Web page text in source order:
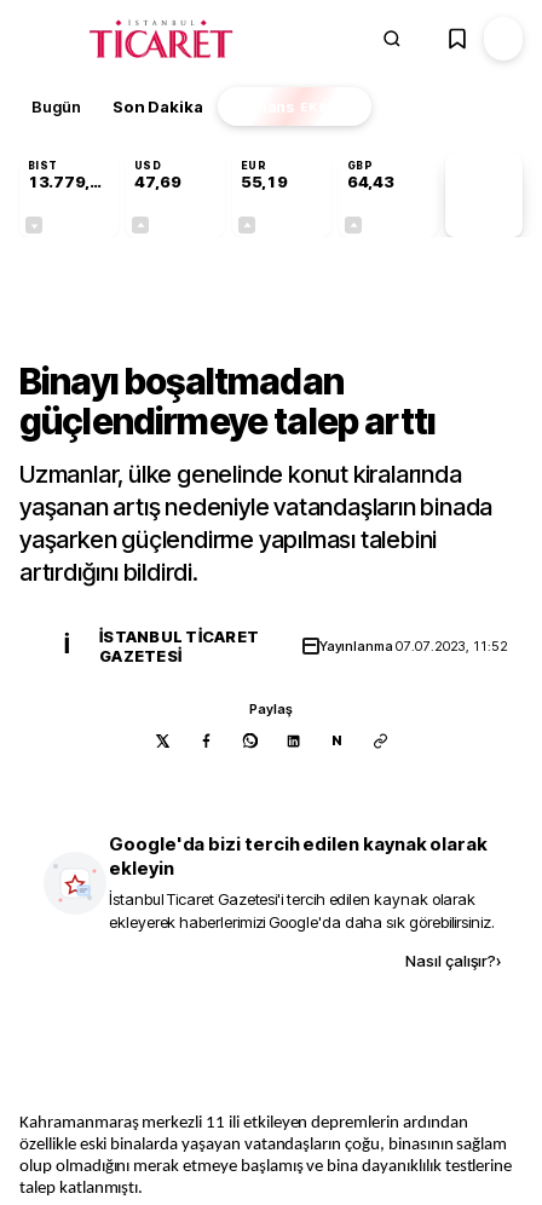
Bugün Son Dakika Finans EKSTRA
BIST
13.779,39
USD
47,69
EUR
55,19
GBP
64,43
Binayı boşaltmadan
güçlendirmeye talep arttı
Uzmanlar, ülke genelinde konut kiralarında
yaşanan artış nedeniyle vatandaşların binada
yaşarken güçlendirme yapılması talebini
artırdığını bildirdi.
İ
İSTANBUL TICARET
GAZETESI
Yayınlanma07.07.2023, 11:52
Paylaş
N
Google'da bizi tercih edilen kaynak olarak
ekleyin
İstanbul Ticaret Gazetesi'i tercih edilen kaynak olarak
ekleyerek haberlerimizi Google'da daha sık görebilirsiniz.
Nasıl çalışır?›
Kahramanmaraş merkezli 11 ili etkileyen depremlerin ardından
özellikle eski binalarda yaşayan vatandaşların çoğu, binasının sağlam
olup olmadığını merak etmeye başlamış ve bina dayanıklılık testlerine
talep katlanmıştı.